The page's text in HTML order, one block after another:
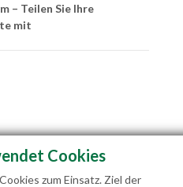
– Teilen Sie Ihre
mit
Cookies
zum Einsatz. Ziel der